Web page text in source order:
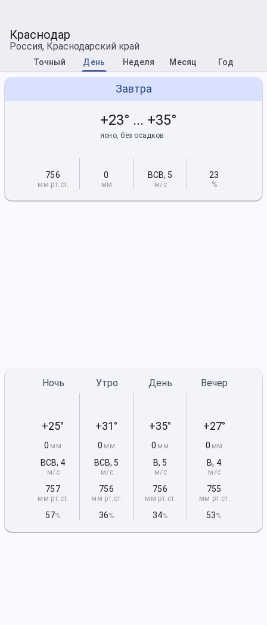
Краснодар
Россия, Краснодарский край
Точный День Неделя Месяц Год
Завтра
+23° ... +35°
ясно, без осадков
756
мм рт.ст.
0
мм
ВСВ, 5
м/с
23
%
Ночь
+25°
0 мм
ВСВ, 4
м/с
757
мм рт.ст.
57%
Утро
+31°
0 мм
ВСВ, 5
м/с
756
мм рт.ст.
36%
День
+35°
0 мм
В, 5
м/с
756
мм рт.ст.
34%
Вечер
+27°
0 мм
В, 4
м/с
755
мм рт.ст.
53%